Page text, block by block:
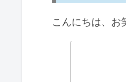
こんにちは、お